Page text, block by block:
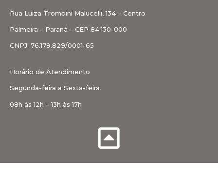
Rua Luiza Trombini Malucelli, 134 – Centro
Palmeira – Paraná – CEP 84.130-000
CNPJ: 76.179.829/0001-65
Horário de Atendimento
Segunda-feira a Sexta-feira
08h às 12h – 13h às 17h